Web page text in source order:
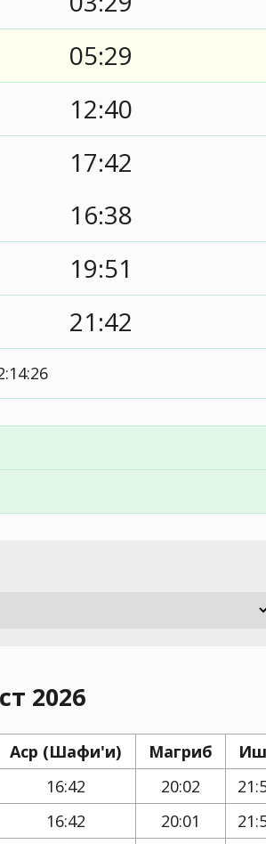
05:29
12:40
17:42
16:38
19:51
21:42
2026
Аср (Шафи'и) Магриб
16:42 20:02
16:42 20:01